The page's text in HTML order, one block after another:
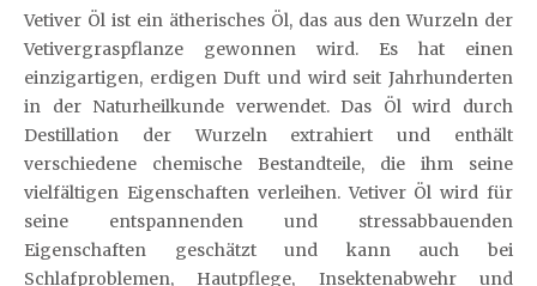
Vetiver Öl ist ein ätherisches Öl, das aus den Wurzeln der
Vetivergraspflanze gewonnen wird. Es hat einen
einzigartigen, erdigen Duft und wird seit Jahrhunderten
in der Naturheilkunde verwendet. Das Öl wird durch
Destillation der Wurzeln extrahiert und enthält
verschiedene chemische Bestandteile, die ihm seine
vielfältigen Eigenschaften verleihen. Vetiver Öl wird für
seine entspannenden und stressabbauenden
Eigenschaften geschätzt und kann auch bei
Schlafproblemen, Hautpflege, Insektenabwehr und